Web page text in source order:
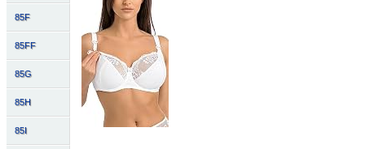
85F
85FF
85G
85H
85I